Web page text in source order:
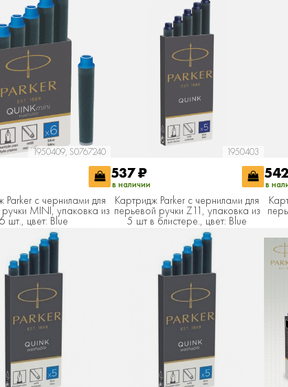
1950409, S0767240
Parker с чернилами для
MINI, упаковка из
6 шт., цвет: Blue
1950403
537₽
в наличии
Картридж Parker с чернилами для
перьевой ручки Z11, упаковка из
5 шт в блистере., цвет: Blue
542
в